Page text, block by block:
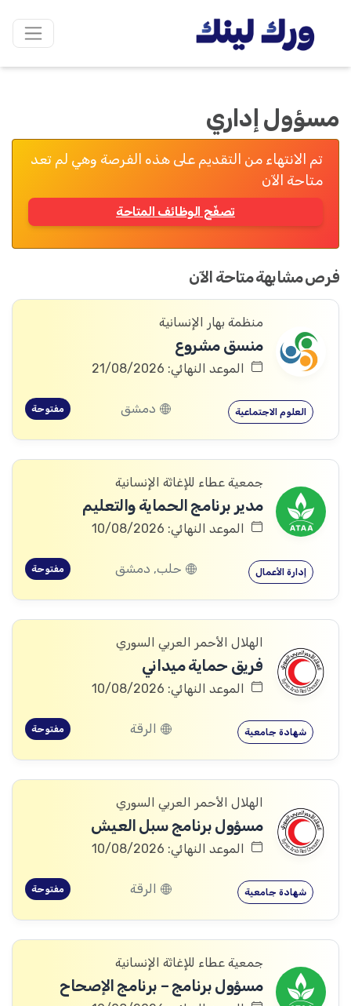
مسؤول إداري
تم الانتهاء من التقديم على هذه الفرصة وهي لم تعد
متاحة الآن
تصفّح الوظائف المتاحة
فرص مشابهة متاحة الآن
منظمة بهار الإنسانية
منسق مشروع
الموعد النهائي: 21/08/2026
العلوم الاجتماعية دمشق مفتوحة
جمعية عطاء للإغاثة الإنسانية
مدير برنامج الحماية والتعليم
الموعد النهائي: 10/08/2026
إدارة الأعمال حلب, دمشق مفتوحة
الهلال الأحمر العربي السوري
فريق حماية ميداني
الموعد النهائي: 10/08/2026
شهادة جامعية الرقة مفتوحة
الهلال الأحمر العربي السوري
مسؤول برنامج سبل العيش
الموعد النهائي: 10/08/2026
شهادة جامعية الرقة مفتوحة
جمعية عطاء للإغاثة الإنسانية
مسؤول برنامج – برنامج الإصحاح